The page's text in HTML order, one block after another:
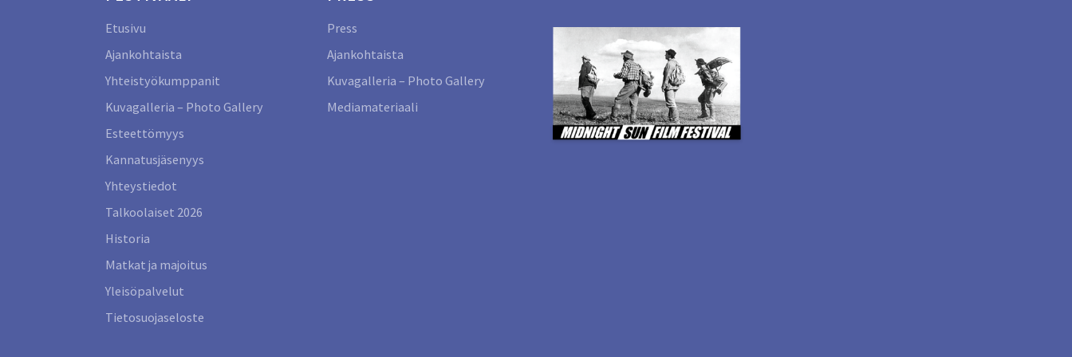
Etusivu
Ajankohtaista
Yhteistyökumppanit
Kuvagalleria – Photo Gallery
Esteettömyys
Kannatusjäsenyys
Yhteystiedot
Talkoolaiset 2026
Historia
Matkat ja majoitus
Yleisöpalvelut
Tietosuojaseloste
Press
Ajankohtaista
Kuvagalleria – Photo Gallery
Mediamateriaali